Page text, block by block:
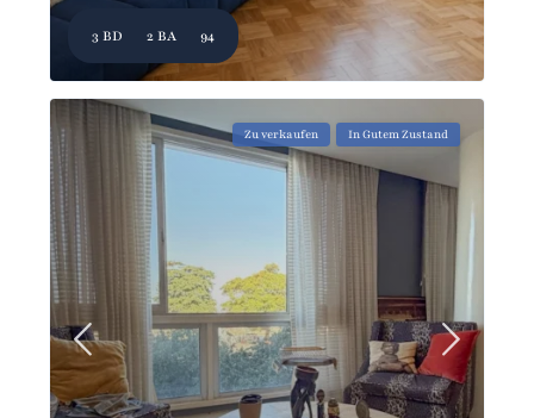
3 BD 2 BA 94
Zu verkaufen In Gutem Zustand